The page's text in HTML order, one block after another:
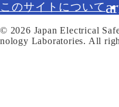
このサイトについて
© 2026 Japan Electrical
nology Laboratories. All